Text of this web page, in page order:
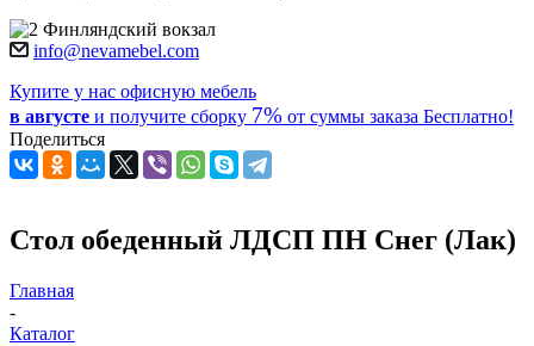
Финляндский вокзал
info@nevamebel.com
Купите у нас офисную мебель
в августе и получите сборку 7% от суммы заказа Бесплатно!
Поделиться
Стол обеденный ЛДСП ПН Снег (Лак)
Главная
-
Каталог